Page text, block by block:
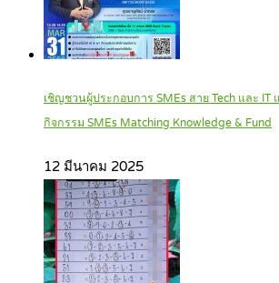
เชิญชวนผู้ประกอบการ SMEs สาย Tech และ IT
กิจกรรม SMEs Matching Knowledge & Fund
12 มีนาคม 2025